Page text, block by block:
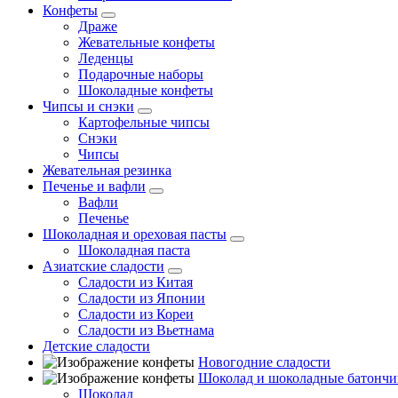
Конфеты
Драже
Жевательные конфеты
Леденцы
Подарочные наборы
Шоколадные конфеты
Чипсы и снэки
Картофельные чипсы
Снэки
Чипсы
Жевательная резинка
Печенье и вафли
Вафли
Печенье
Шоколадная и ореховая пасты
Шоколадная паста
Азиатские сладости
Сладости из Китая
Сладости из Японии
Сладости из Кореи
Сладости из Вьетнама
Детские сладости
Новогодние сладости
Шоколад и шоколадные
Шоколад